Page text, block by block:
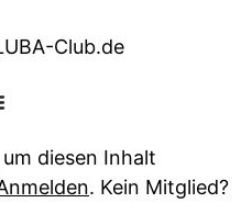
diesen Inhalt
. Kein Mitglied?